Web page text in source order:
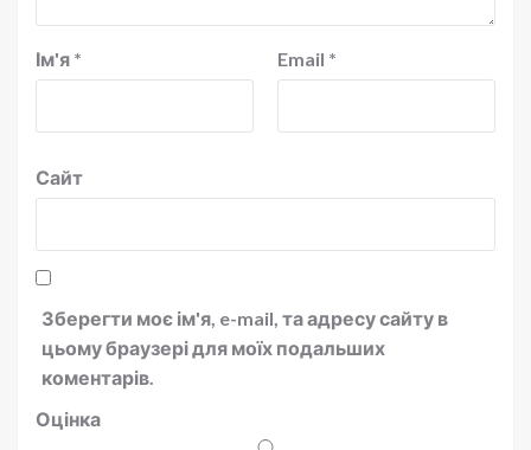
Ім'я * Email *
Сайт
Зберегти моє ім'я, e-mail, та адресу сайту в
цьому браузері для моїх подальших
коментарів.
Оцінка